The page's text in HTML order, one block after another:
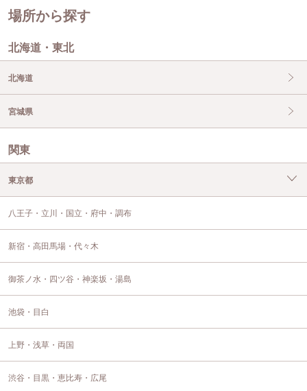
場所から探す
北海道・東北
北海道
宮城県
関東
東京都
八王子・立川・国立・府中・調布
新宿・高田馬場・代々木
御茶ノ水・四ツ谷・神楽坂・湯島
池袋・目白
上野・浅草・両国
渋谷・目黒・恵比寿・広尾